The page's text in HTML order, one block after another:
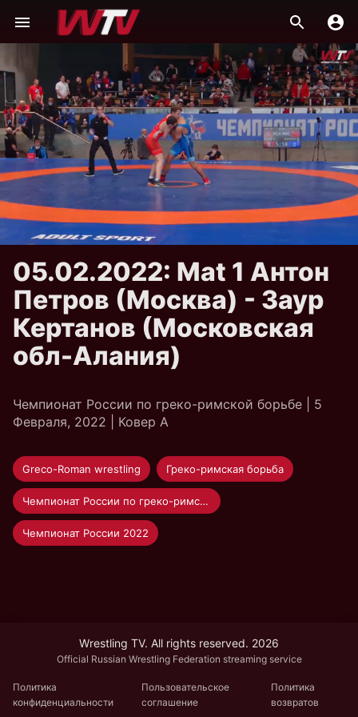
05.02.2022: Mat 1 Антон
Петров (Москва) - Заур
Кертанов (Московская
обл-Алания)
Чемпионат России по греко-римской борьбе | 5
Февраля, 2022 | Ковер А
Greco-Roman wrestling Греко-римская борьба
Чемпионат России по греко-римской борьбе 2022 Суздаль
Чемпионат России 2022
Wrestling TV. All rights reserved. 2026
Official Russian Wrestling Federation streaming service
Политика
конфиденциальности
Пользовательское
соглашение
Политика
возвратов